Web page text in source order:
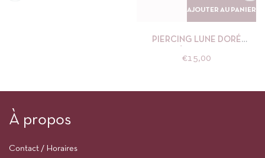
AJOUTER AU PANIER
PIERCING LUNE DORÉ
€15,00
À propos
Contact / Horaires